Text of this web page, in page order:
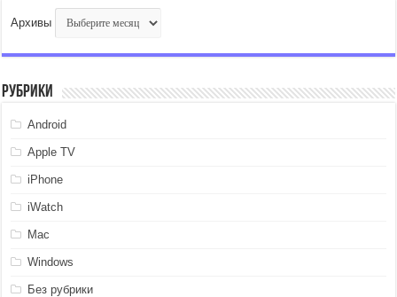
Архивы
Рубрики
Android
Apple TV
iPhone
iWatch
Mac
Windows
Без рубрики